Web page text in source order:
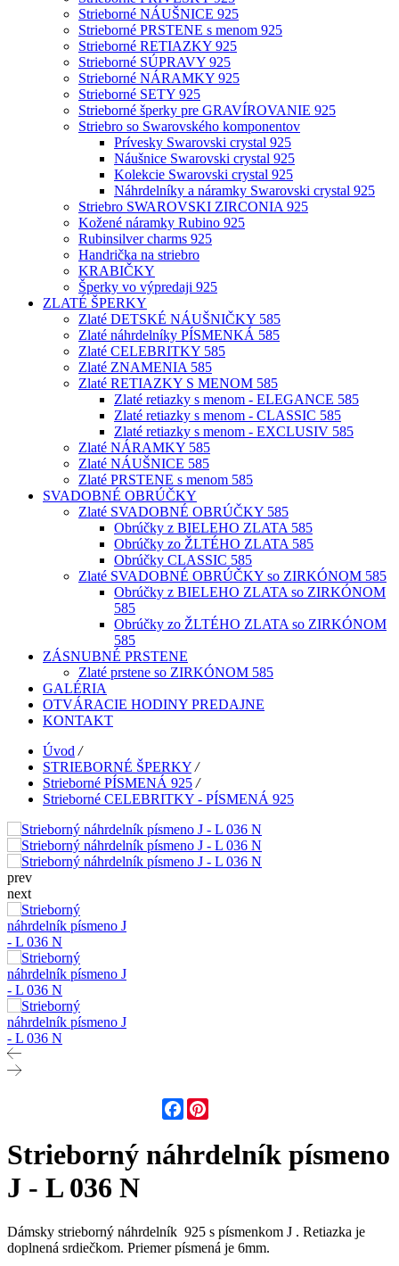
Strieborné NÁUŠNICE 925
Strieborné PRSTENE s menom 925
Strieborné RETIAZKY 925
Strieborné SÚPRAVY 925
Strieborné NÁRAMKY 925
Strieborné SETY 925
Strieborné šperky pre GRAVÍROVANIE 925
Striebro so Swarovského komponentov
Prívesky Swarovski crystal 925
Náušnice Swarovski crystal 925
Kolekcie Swarovski crystal 925
Náhrdelníky a náramky Swarovski crystal 925
Striebro SWAROVSKI ZIRCONIA 925
Kožené náramky Rubino 925
Rubinsilver charms 925
Handrička na striebro
KRABIČKY
Šperky vo výpredaji 925
ZLATÉ ŠPERKY
Zlaté DETSKÉ NÁUŠNIČKY 585
Zlaté náhrdelníky PÍSMENKÁ 585
Zlaté CELEBRITKY 585
Zlaté ZNAMENIA 585
Zlaté RETIAZKY S MENOM 585
Zlaté retiazky s menom - ELEGANCE 585
Zlaté retiazky s menom - CLASSIC 585
Zlaté retiazky s menom - EXCLUSIV 585
Zlaté NÁRAMKY 585
Zlaté NÁUŠNICE 585
Zlaté PRSTENE s menom 585
SVADOBNÉ OBRÚČKY
Zlaté SVADOBNÉ OBRÚČKY 585
Obrúčky z BIELEHO ZLATA 585
Obrúčky zo ŽLTÉHO ZLATA 585
Obrúčky CLASSIC 585
Zlaté SVADOBNÉ OBRÚČKY so ZIRKÓNOM 585
Obrúčky z BIELEHO ZLATA so ZIRKÓNOM
585
Obrúčky zo ŽLTÉHO ZLATA so ZIRKÓNOM
585
ZÁSNUBNÉ PRSTENE
Zlaté prstene so ZIRKÓNOM 585
GALÉRIA
OTVÁRACIE HODINY PREDAJNE
KONTAKT
Úvod /
STRIEBORNÉ ŠPERKY /
Strieborné PÍSMENÁ 925 /
Strieborné CELEBRITKY - PÍSMENÁ 925
prev
next
Facebook
Strieborný náhrdelník písmeno
J - L 036 N
Dámsky strieborný náhrdelník 925 s písmenkom J . Retiazka je
doplnená srdiečkom. Priemer písmená je 6mm.